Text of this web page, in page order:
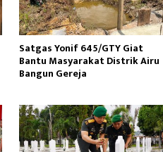
Satgas Yonif 645/GTY Giat
Bantu Masyarakat Distrik Airu
Bangun Gereja ‎